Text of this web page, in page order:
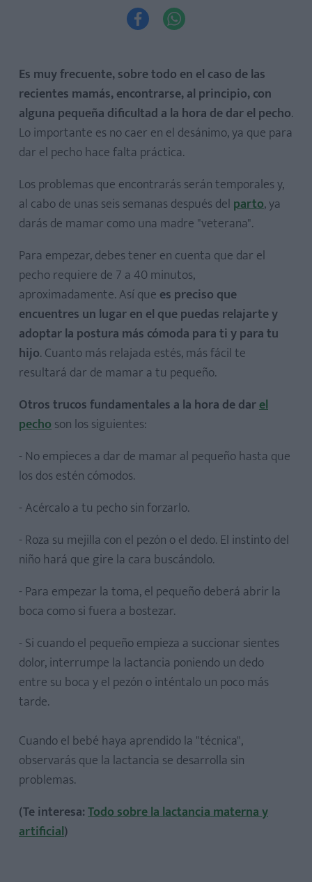
 
Es muy frecuente, sobre todo en el caso de las
recientes mamás, encontrarse, al principio, con
alguna pequeña dificultad a la hora de dar el pecho.
Lo importante es no caer en el desánimo, ya que para
dar el pecho hace falta práctica.
Los problemas que encontrarás serán temporales y,
al cabo de unas seis semanas después del parto, ya
darás de mamar como una madre "veterana".
Para empezar, debes tener en cuenta que dar el
pecho requiere de 7 a 40 minutos,
aproximadamente. Así que es preciso que
encuentres un lugar en el que puedas relajarte y
adoptar la postura más cómoda para ti y para tu
hijo. Cuanto más relajada estés, más fácil te
resultará dar de mamar a tu pequeño.
Otros trucos fundamentales a la hora de darel
pechoson los siguientes:
- No empieces a dar de mamar al pequeño hasta que
los dos estén cómodos.
- Acércalo a tu pecho sin forzarlo.
- Roza su mejilla con el pezón o el dedo. El instinto del
niño hará que gire la cara buscándolo.
- Para empezar la toma, el pequeño deberá abrir la
boca como si fuera a bostezar.
- Si cuando el pequeño empieza a succionar sientes
dolor, interrumpe la lactancia poniendo un dedo
entre su boca y el pezón o inténtalo un poco más
tarde.
Cuando el bebé haya aprendido la "técnica",
observarás que la lactancia se desarrolla sin
problemas.
(Te interesa:Todo sobre la lactancia materna y
artificial)